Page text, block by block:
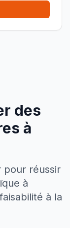
des
à
pour réussir
à
à la